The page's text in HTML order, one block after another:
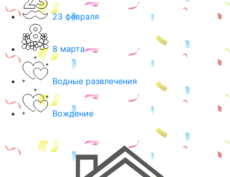
23 февраля
8 марта
Водные развлечения
Вождение